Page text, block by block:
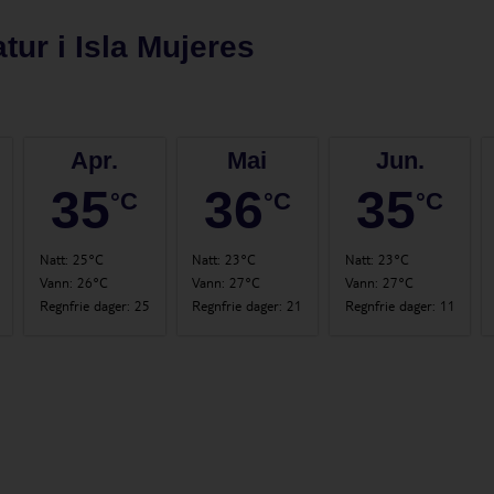
var på Yucatán-halvøya at maya-indianernes høykultur blomstret
tar deg til tempelbyer som Chichen Itza, Coba og Tulum.
våre guidede utflukter som går ut fra Puerto Juarez, havnen på
Opplevelser.
i Isla Mujeres
Apr.
35°C
Natt: 25°C
Vann: 26°C
Regnfrie dager: 25
Mai
36°C
Natt: 23°C
Vann: 27°C
Regnfrie dager: 21
Jun.
35°C
Natt: 23°C
Vann: 27°C
Regnfrie dager: 11